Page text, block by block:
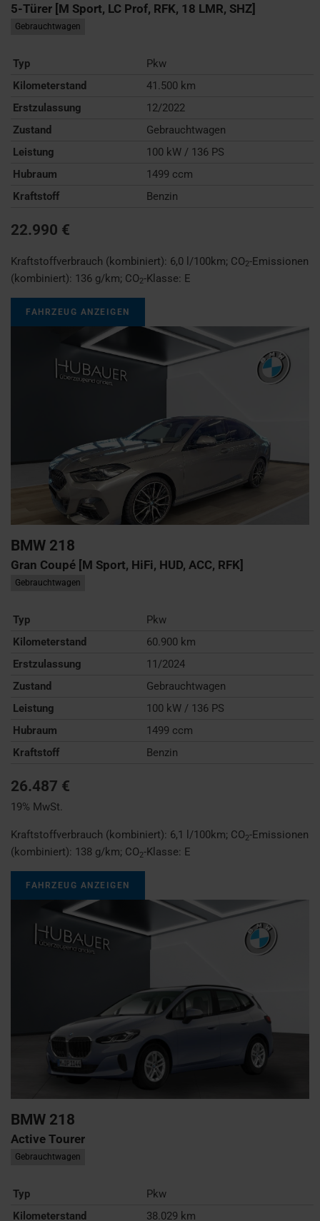
5-Türer [M Sport, LC Prof, RFK, 18 LMR, SHZ]
Gebrauchtwagen
Typ
Pkw
Kilometerstand
41.500 km
Erstzulassung
12/2022
Zustand
Gebrauchtwagen
Leistung
100 kW / 136 PS
Hubraum
1499 ccm
Kraftstoff
Benzin
22.990 €
Kraftstoffverbrauch (kombiniert): 6,0 l/100km; CO2-Emissionen
(kombiniert): 136 g/km; CO2-Klasse: E
FAHRZEUG ANZEIGEN
BMW 218
Gran Coupé [M Sport, HiFi, HUD, ACC, RFK]
Gebrauchtwagen
Typ
Pkw
Kilometerstand
60.900 km
Erstzulassung
11/2024
Zustand
Gebrauchtwagen
Leistung
100 kW / 136 PS
Hubraum
1499 ccm
Kraftstoff
Benzin
26.487 €
19% MwSt.
Kraftstoffverbrauch (kombiniert): 6,1 l/100km; CO2-Emissionen
(kombiniert): 138 g/km; CO2-Klasse: E
FAHRZEUG ANZEIGEN
BMW 218
Active Tourer
Gebrauchtwagen
Typ
Pkw
Kilometerstand
38.029 km